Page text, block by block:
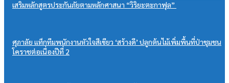
เสริมหลักสูตรประกันภัยตามหลักศาสนา “วิริยะตะกาฟุล”
ศุภาลัย แท็กทีมพนักงานหัวใจสีเขียว ‘สร้างดี’ ปลูกต้นไม้เพิ่มพื้นที่ป่าชุมชน
โคราชต่อเนื่องปีที่ 2